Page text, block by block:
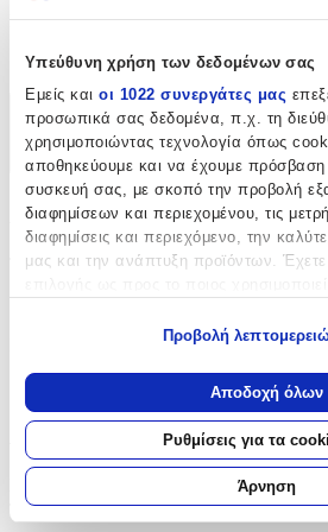
Υπεύθυνη χρήση των δεδομένων σας
Εμείς και οι 1022 συνεργάτες μας
προσωπικά σας δεδομένα, π.χ. τη
χρησιμοποιώντας τεχνολογία όπως
αποθηκεύουμε και να έχουμε πρόσβαση
συσκευή σας, με σκοπό την προβολή
διαφημίσεων και περιεχομένου, τις
διαφημίσεις και περιεχόμενο, την
μας και την ανάπτυξη προϊόντων. Έχετε
Να συλλέξουμε πληροφορίες
σας τοποθεσία, οι οποίες μπορεί να
απόσταση μερικών μέτρων
Να αναγνωρίσουμε τη συσκευή
για συγκεκριμένα χαρακτηριστικά
Μάθετε περισσότερα σχετικά με τον
Προβολή
Αποδοχή όλων
Ρυθμίσεις για τα
Άρνηση
Κατασκευαστής:
Zmartimports
Χαρακτηριστικά
+
Χαρακτηριστικά
Τύπος :
Μπρελόκ
Αξιολογήσεις
Προς το παρόν δεν υπάρχουν άλλες
προστεθούν, θα εμφανιστούν εδώ.